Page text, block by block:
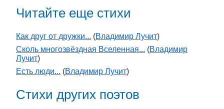
Читайте еще стихи
Как друг от дружки... (Владимир Лучит)
Сколь многозвёздная Вселенная... (Владимир
Лучит)
Есть люди... (Владимир Лучит)
Стихи других поэтов